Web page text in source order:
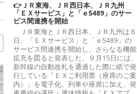
👉ＪＲ東海、ＪＲ西日本、ＪＲ九州
「ＥＸサービス」と「ｅ5489」のサー
ビス間連携を開始
ＪＲ東海とＪＲ西日本、ＪＲ九州は６
日、「ＥＸサービス」と「ｅ5489」の
サービス間連携を開始し、さらなる機能
拡充を図ると発表した。９月15日には、
新幹線の自動改札を通過した際に紙で発
行している「ＥＸご利用票（座席のご案
内）」を電子化。列車や座席に加え、発